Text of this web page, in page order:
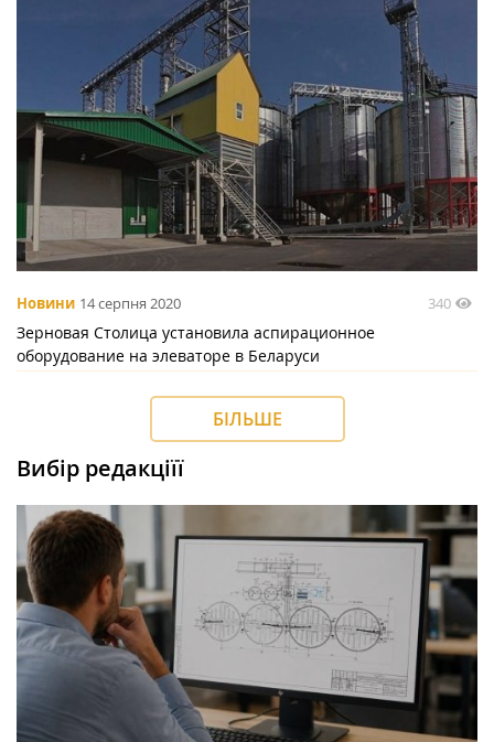
Новини 14 серпня 2020 340
Зерновая Столица установила аспирационное
оборудование на элеваторе в Беларуси
БІЛЬШЕ
Вибір редакціїї